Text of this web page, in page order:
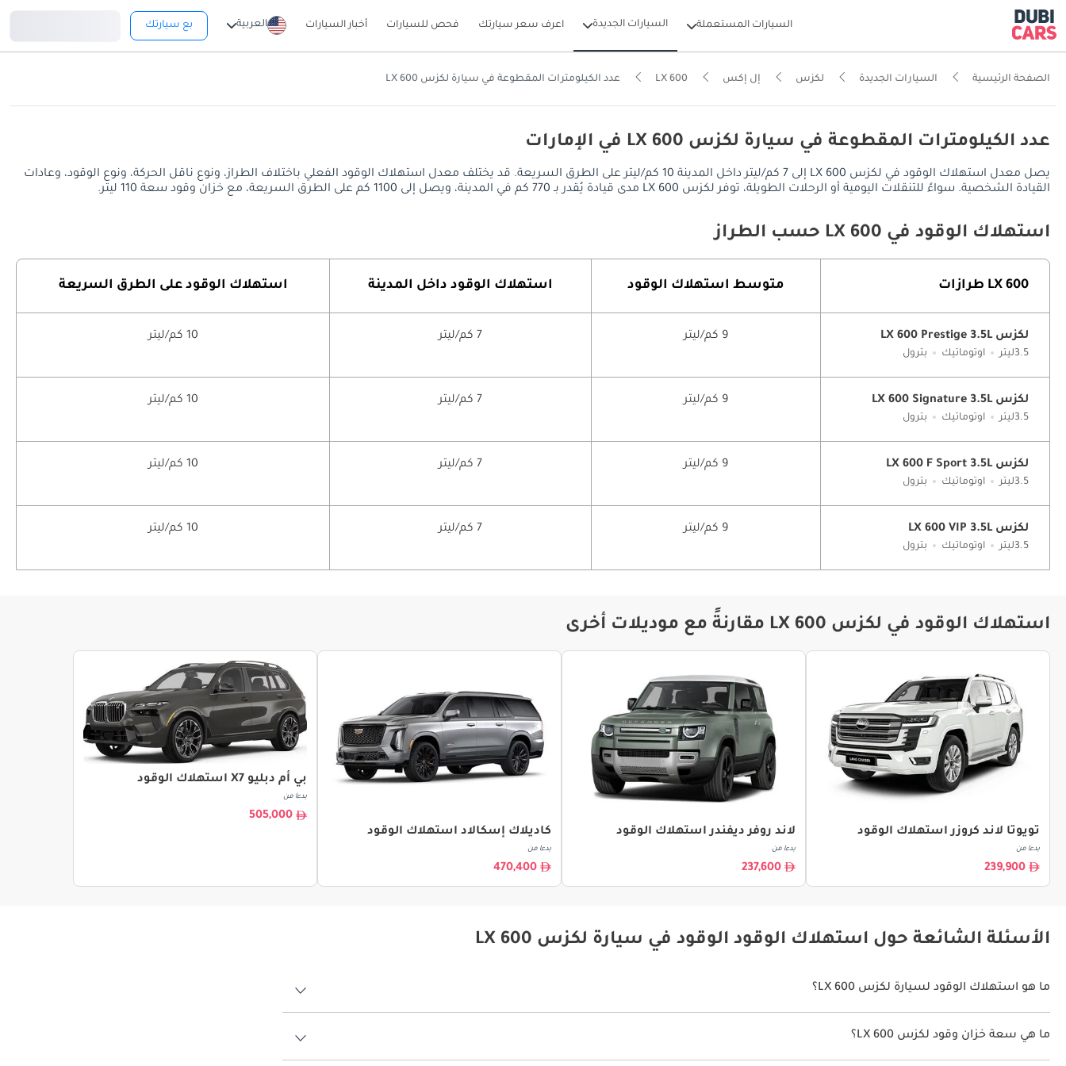
السيارات المستعملة السيارات الجديدة اعرف سعر سيارتك فحص للسيارات أخبار السيارات العربية بع سيارتك
الصفحة الرئيسية السيارات الجديدة لكزس إل إكس LX 600 عدد الكيلومترات المقطوعة في سيارة لكزس LX 600
عدد الكيلومترات المقطوعة في سيارة لكزس LX 600 في الإمارات
يصل معدل استهلاك الوقود في لكزس LX 600 إلى 7 كم/ليتر داخل المدينة 10 كم/ليتر على الطرق السريعة. قد يختلف معدل استهلاك الوقود الفعلي باختلاف الطراز، ونوع ناقل الحركة، ونوع الوقود، وعادات
القيادة الشخصية. سواءً للتنقلات اليومية أو الرحلات الطويلة، توفر لكزس LX 600 مدى قيادة يُقدر بـ 770 كم في المدينة، ويصل إلى 1100 كم على الطرق السريعة، مع خزان وقود سعة 110 ليتر.
استهلاك الوقود في LX 600 حسب الطراز
LX 600 طرازات متوسط ​​استهلاك الوقود استهلاك الوقود داخل المدينة استهلاك الوقود على الطرق السريعة
لكزس LX 600 Prestige 3.5L
3.5ليتر اوتوماتيك بترول
9 كم/ليتر 7 كم/ليتر 10 كم/ليتر
لكزس LX 600 Signature 3.5L
3.5ليتر اوتوماتيك بترول
9 كم/ليتر 7 كم/ليتر 10 كم/ليتر
لكزس LX 600 F Sport 3.5L
3.5ليتر اوتوماتيك بترول
9 كم/ليتر 7 كم/ليتر 10 كم/ليتر
لكزس LX 600 VIP 3.5L
3.5ليتر اوتوماتيك بترول
9 كم/ليتر 7 كم/ليتر 10 كم/ليتر
استهلاك الوقود في لكزس LX 600 مقارنةً مع موديلات أخرى
تويوتا لاند كروزر استهلاك الوقود
بدءا من
239,900
لاند روفر ديفندر استهلاك الوقود
بدءا من
237,600
كاديلاك إسكالاد استهلاك الوقود
بدءا من
470,400
بي أم دبليو X7 استهلاك الوقود
بدءا من
505,000
الأسئلة الشائعة حول استهلاك الوقود الوقود في سيارة لكزس LX 600
ما هو استهلاك الوقود لسيارة لكزس LX 600؟
يتراوح استهلاك الوقود لسيارة لكزس LX 600 بين 7 كم/ليتر.
ما هي سعة خزان وقود لكزس LX 600؟
سعة خزان وقود لكزس LX 600 110 ليتر.